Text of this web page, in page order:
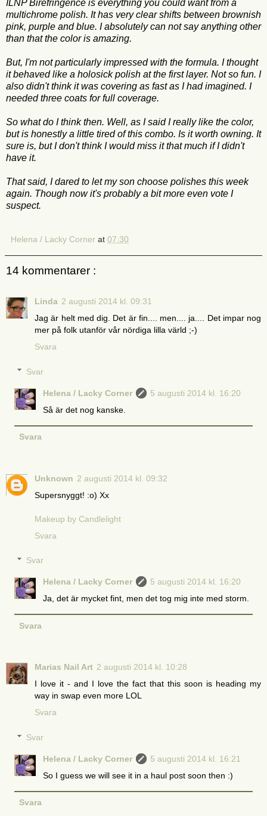
ILNP Birefringence is everything you could want from a
multichrome polish. It has very clear shifts between brownish
pink, purple and blue. I absolutely can not say anything other
than that the color is amazing.
But, I'm not particularly impressed with the formula. I thought
it behaved like a holosick polish at the first layer. Not so fun. I
also didn't think it was covering as fast as I had imagined. I
needed three coats for full coverage.
So what do I think then. Well, as I said I really like the color,
but is honestly a little tired of this combo. Is it worth owning. It
sure is, but I don't think I would miss it that much if I didn't
have it.
That said, I dared to let my son choose polishes this week
again. Though now it's probably a bit more even vote I
suspect.
Helena / Lacky Corner at 07:30
14 kommentarer :
Linda 2 augusti 2014 kl. 09:31
Jag är helt med dig. Det är fin.... men.... ja.... Det impar nog
mer på folk utanför vår nördiga lilla värld ;-)
Svara
Svar
Helena / Lacky Corner
5 augusti 2014 kl. 16:20
Så är det nog kanske.
Svara
Unknown 2 augusti 2014 kl. 09:32
Supersnyggt! :o) Xx
Makeup by Candlelight
Svara
Svar
Helena / Lacky Corner
5 augusti 2014 kl. 16:20
Ja, det är mycket fint, men det tog mig inte med storm.
Svara
Marias Nail Art 2 augusti 2014 kl. 10:28
I love it - and I love the fact that this soon is heading my
way in swap even more LOL
Svara
Svar
Helena / Lacky Corner
5 augusti 2014 kl. 16:21
So I guess we will see it in a haul post soon then :)
Svara